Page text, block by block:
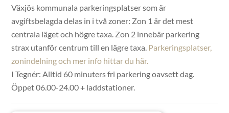
Växjös kommunala parkeringsplatser som är
avgiftsbelagda delas in i två zoner: Zon 1 är det mest
centrala läget och högre taxa. Zon 2 innebär parkering
strax utanför centrum till en lägre taxa. Parkeringsplatser,
zonindelning och mer info hittar du här.
I Tegnér: Alltid 60 minuters fri parkering oavsett dag.
Öppet 06.00-24.00 + laddstationer.